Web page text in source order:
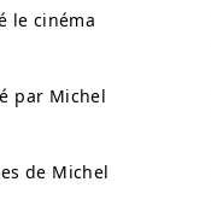
le cinéma
par Michel
de Michel